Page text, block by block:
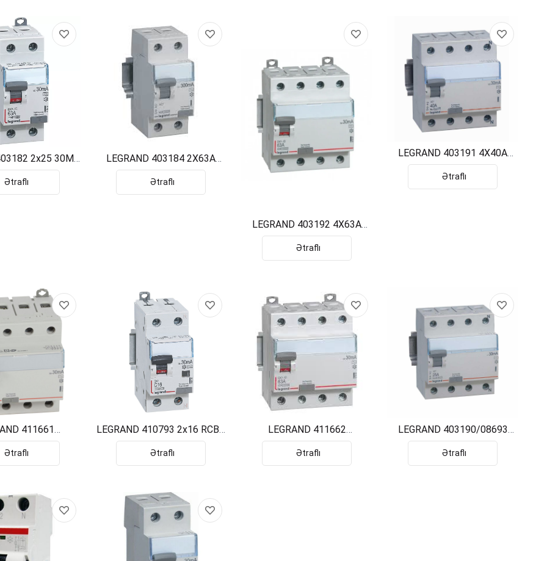
2x25 30MA
QORUMA
Ətraflı
LEGRAND 403184 2X63A
30MA KACAK AKIM QORUM
Ətraflı
LEGRAND 403192 4X63A
30MA KACAK AKIM KORUMA
Ətraflı
LEGRAND 403191 4X40A
30MA KACAK AKIM KORUMA
Ətraflı
411661
4x40 30mA
DX3
Ətraflı
LEGRAND 410793 2x16 RCBO
KACAK AKIM+AVTOMAT
Ətraflı
LEGRAND 411662
DIFERENSIAL 4x63 30mA
DX3
Ətraflı
LEGRAND 403190/08693
4X25A 30MA KACAK AKIM
KORUMA
Ətraflı